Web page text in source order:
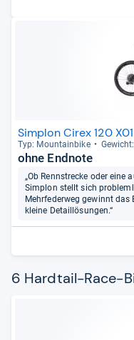
Simplon Cirex 120
Typ: Moun­tain­bike
ohne Endnote
„Ob Rennstrecke oder eine
Simplon stellt sich
Mehrfederweg gewinnt
kleine Detaillösungen.“
6 Hardtail-Race-